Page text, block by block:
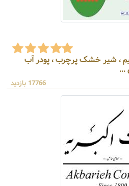
اسکیم ، شیر خشک پرچرب ، پودر آب
17766 بازدید